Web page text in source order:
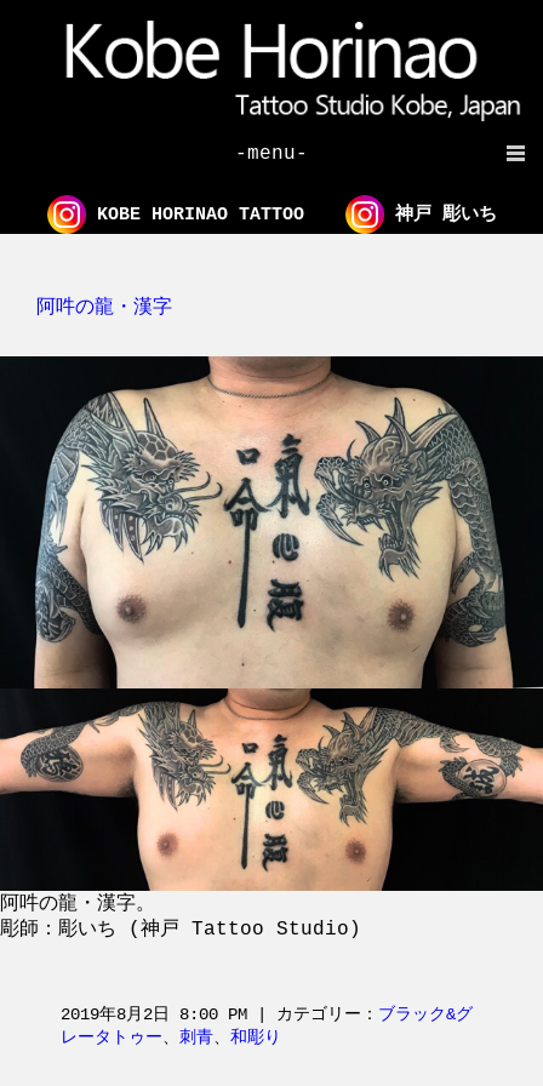
-menu-
KOBE HORINAO TATTOO 神戸 彫いち
阿吽の龍・漢字
阿吽の龍・漢字。
彫師：彫いち (神戸 Tattoo Studio)
2019年8月2日 8:00 PM | カテゴリー： ブラック&グ
レータトゥー、 刺青、 和彫り